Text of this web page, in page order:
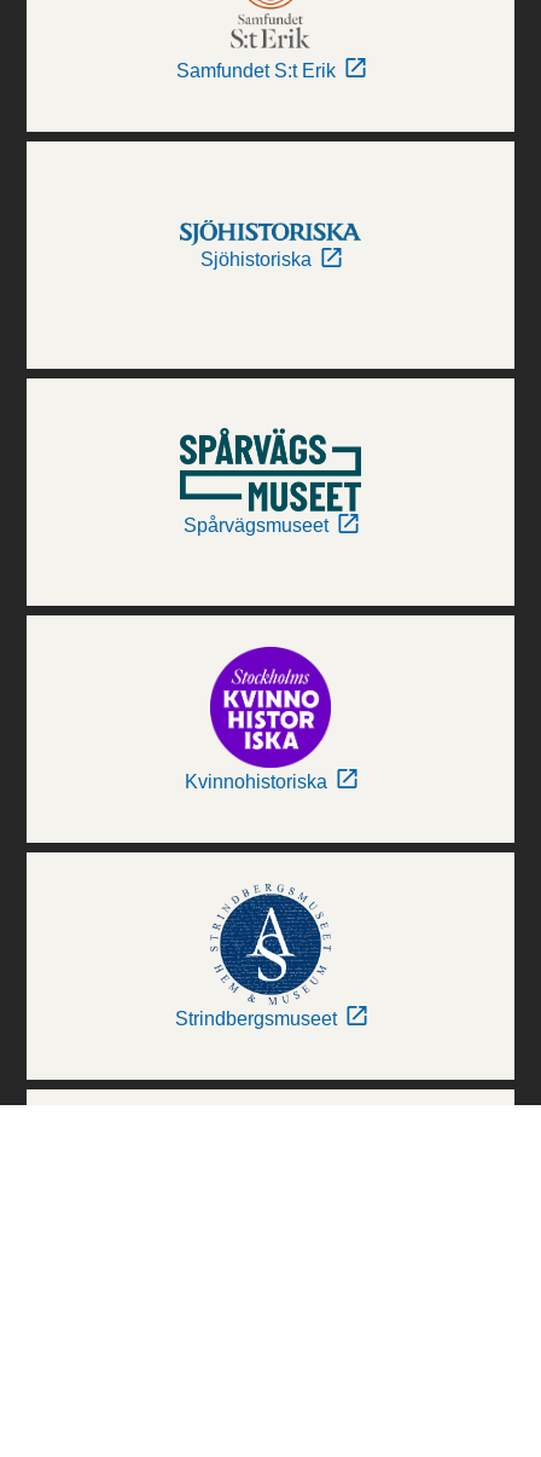
Samfundet S:t Erik
Sjöhistoriska
Spårvägsmuseet
Kvinnohistoriska
Strindbergsmuseet